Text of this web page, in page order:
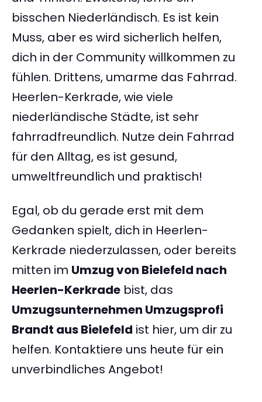
bisschen Niederländisch. Es ist kein
Muss, aber es wird sicherlich helfen,
dich in der Community willkommen zu
fühlen. Drittens, umarme das Fahrrad.
Heerlen-Kerkrade, wie viele
niederländische Städte, ist sehr
fahrradfreundlich. Nutze dein Fahrrad
für den Alltag, es ist gesund,
umweltfreundlich und praktisch!
Egal, ob du gerade erst mit dem
Gedanken spielt, dich in Heerlen-
Kerkrade niederzulassen, oder bereits
mitten im Umzug von Bielefeld nach
Heerlen-Kerkrade bist, das
Umzugsunternehmen Umzugsprofi
Brandt aus Bielefeld ist hier, um dir zu
helfen. Kontaktiere uns heute für ein
unverbindliches Angebot!